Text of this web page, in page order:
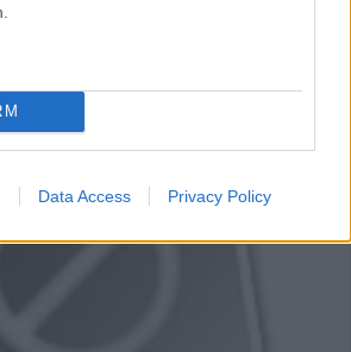
Data Access Privacy Policy
di 100 piazzole di varia metratura